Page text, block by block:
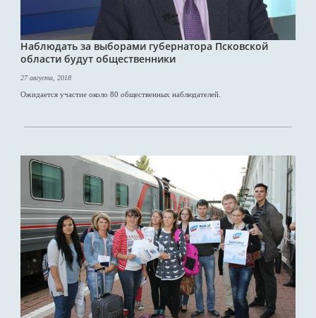
Наблюдать за выборами губернатора Псковской
области будут общественники
27 августа, 2018
Ожидается участие около 80 общественных наблюдателей.